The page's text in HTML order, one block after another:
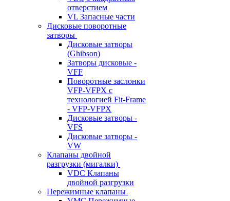
отверстием
VL Запасные части
Дисковые поворотные
затворы
Дисковые затворы
(Ghibson)
Затворы дисковые -
VFF
Поворотные заслонки
VFP-VFPX с
технологией Fit-Frame
- VFP-VFPX
Дисковые затворы -
VFS
Дисковые затворы -
VW
Клапаны двойной
разгрузки (мигалки)
VDC Клапаны
двойной разгрузки
Пережимные клапаны